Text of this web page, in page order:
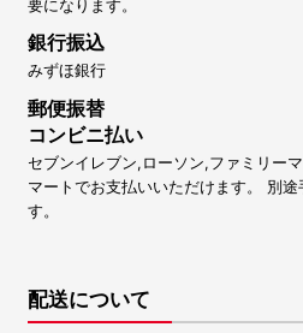
要になります。
銀行振込
みずほ銀行
郵便振替
コンビニ払い
セブンイレブン,ローソン,ファミリー
マートでお支払いいただけます。 別
す。
配送について